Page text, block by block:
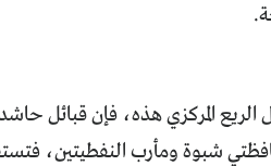
المركزي هذه، فإن قبائل حاشد
شبوة ومأرب النفطيتين،